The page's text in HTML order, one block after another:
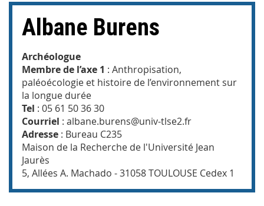
Albane Burens
Archéologue
Membre de l’axe 1 : Anthropisation,
paléoécologie et histoire de l’environnement sur
la longue durée
Tel : 05 61 50 36 30
Courriel : albane.burens@univ-tlse2.fr
Adresse : Bureau C235
Maison de la Recherche de l'Université Jean
Jaurès
5, Allées A. Machado - 31058 TOULOUSE Cedex 1